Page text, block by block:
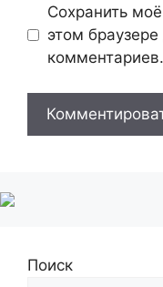
Сохранить
этом
комментариев.
Поиск